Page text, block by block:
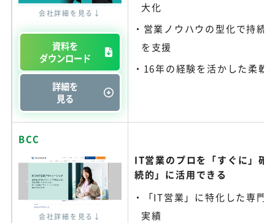
会社詳細を見る↓
資料を
ダウンロード
詳細を
見る
大化
営業ノウハウの型化で持続
を支援
16年の経験を活かした柔軟
BCC
会社詳細を見る↓
IT営業のプロを「すぐに」確
続的」に活用できる
「IT営業」に特化した専門
実績